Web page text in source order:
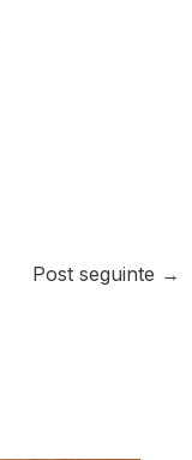
Post seguinte →